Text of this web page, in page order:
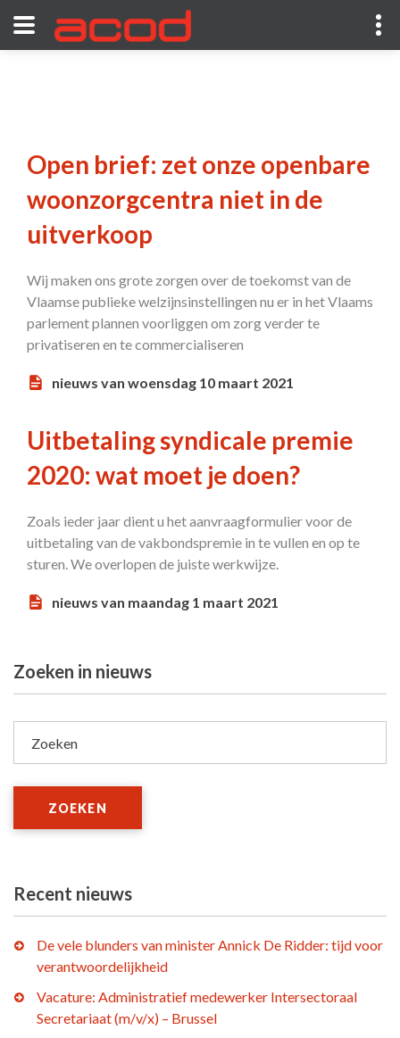
Open brief: zet onze openbare
woonzorgcentra niet in de
uitverkoop
Wij maken ons grote zorgen over de toekomst van de
Vlaamse publieke welzijnsinstellingen nu er in het Vlaams
parlement plannen voorliggen om zorg verder te
privatiseren en te commercialiseren
nieuws van woensdag 10 maart 2021
Uitbetaling syndicale premie
2020: wat moet je doen?
Zoals ieder jaar dient u het aanvraagformulier voor de
uitbetaling van de vakbondspremie in te vullen en op te
sturen. We overlopen de juiste werkwijze.
nieuws van maandag 1 maart 2021
Zoeken in nieuws
Zoeken
ZOEKEN
Recent nieuws
De vele blunders van minister Annick De Ridder: tijd voor
verantwoordelijkheid
Vacature: Administratief medewerker Intersectoraal
Secretariaat (m/v/x) – Brussel